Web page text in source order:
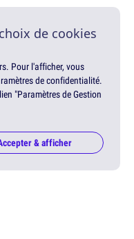
de cookies
Pour l'afficher, vous
de confidentialité.
"Paramètres de Gestion
& afficher